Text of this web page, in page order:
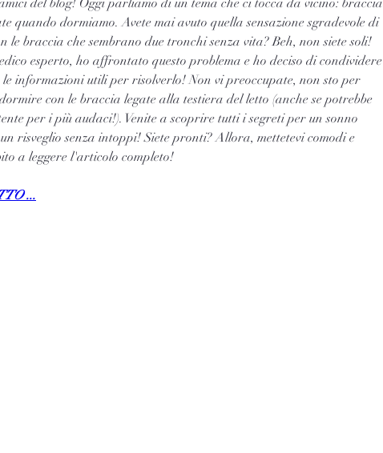
del blog! Oggi parliamo di un tema che ci tocca da vicino: braccia
quando dormiamo. Avete mai avuto quella sensazione sgradevole di
le braccia che sembrano due tronchi senza vita? Beh, non siete soli!
esperto, ho affrontato questo problema e ho deciso di condividere
le informazioni utili per risolverlo! Non vi preoccupate, non sto per
con le braccia legate alla testiera del letto (anche se potrebbe
per i più audaci!). Venite a scoprire tutti i segreti per un sonno
risveglio senza intoppi! Siete pronti? Allora, mettetevi comodi e
a leggere l'articolo completo!
...